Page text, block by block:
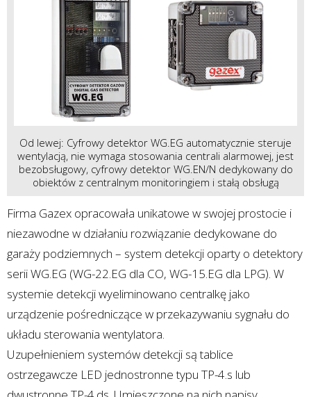
Od lewej: Cyfrowy detektor WG.EG automatycznie steruje
wentylacją, nie wymaga stosowania centrali alarmowej, jest
bezobsługowy, cyfrowy detektor WG.EN/N dedykowany do
obiektów z centralnym monitoringiem i stałą obsługą
Firma Gazex opracowała unikatowe w swojej prostocie i
niezawodne w działaniu rozwiązanie dedykowane do
garaży podziemnych – system detekcji oparty o detektory
serii WG.EG (WG-22.EG dla CO, WG-15.EG dla LPG). W
systemie detekcji wyeliminowano centralkę jako
urządzenie pośredniczące w przekazywaniu sygnału do
układu sterowania wentylatora.
Uzupełnieniem systemów detekcji są tablice
ostrzegawcze LED jednostronne typu TP-4.s lub